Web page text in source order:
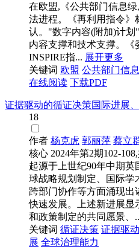
在欧盟,《公共部门信息
法进程。《再利用指令》
认。"数字内容(附加)计
内容支撑和技术支撑。《
INSPIRE指... 展开更多
关键词 欧盟 公共部门信息
在线阅读 下载PDF
证据驱动的循证决策国际进展
18
作者 杨克虎 郭丽萍 蔡立
核心 2024年第2期102-
起源于上世纪90年中期
球战略规划制定、国际学
跨部门协作等方面涌现出
快速发展。上述新进展显
和政策制定的共同愿景、
关键词 循证决策 证据驱动
展 全球治理能力